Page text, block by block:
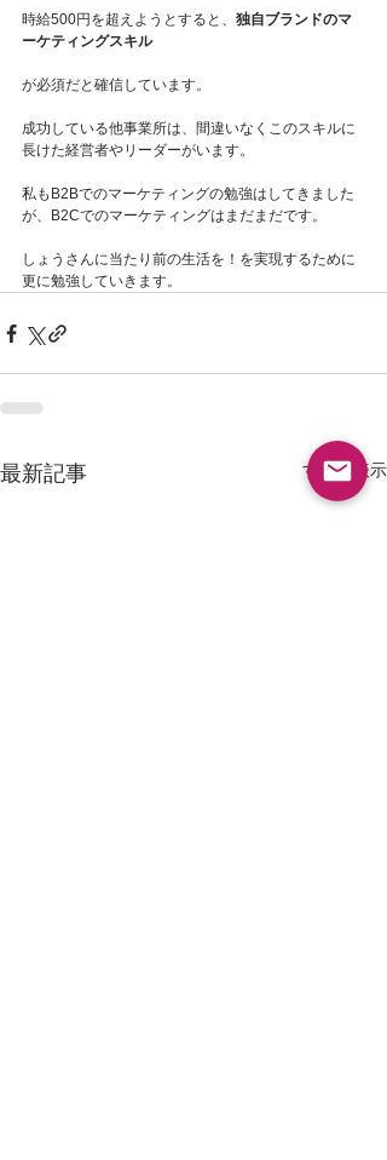
時給500円を超えようとすると、 独自ブランドのマ
ーケティングスキル
が必須だと確信しています。
成功している他事業所は、間違いなくこのスキルに
長けた経営者やリーダーがいます。
私もB2Bでのマーケティングの勉強はしてきました
が、B2Cでのマーケティングはまだまだです。
しょうさんに当たり前の生活を！を実現するために
更に勉強していきます。
最新記事 すべて表示